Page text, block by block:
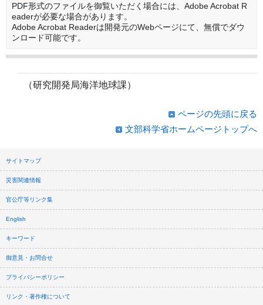
PDF形式のファイルを御覧いただく場合には、Adobe Acrobat R
eaderが必要な場合があります。
Adobe Acrobat Readerは開発元のWebページにて、無償でダウ
ンロード可能です。
（研究開発局海洋地球課）
ページの先頭に戻る
文部科学省ホームページトップへ
サイトマップ
災害関連情報
官公庁等リンク集
English
キーワード
御意見・お問合せ
プライバシーポリシー
リンク・著作権について